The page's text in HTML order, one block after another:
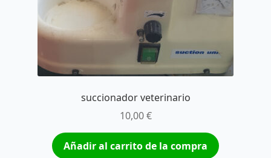
succionador veterinario
10,00€
Añadir al carrito de la compra